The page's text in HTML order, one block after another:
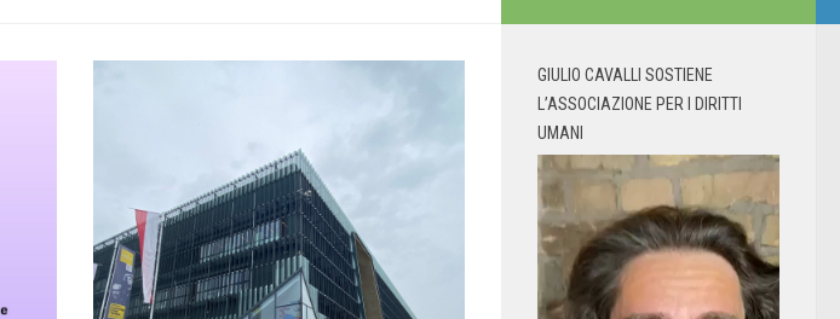
GIULIO CAVALLI SOSTIENE
L’ASSOCIAZIONE PER I DIRITTI
UMANI
Video
Player